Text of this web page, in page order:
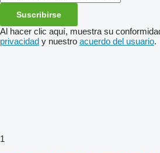
Suscribirse
Al hacer clic aquí, muestra su
privacidad y nuestro acuerdo del usuario.
1